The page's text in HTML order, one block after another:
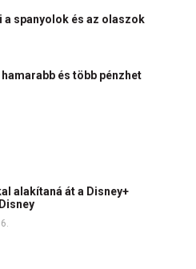
spanyolok és az olaszok
és több pénzhet
alakítaná át a Disney+